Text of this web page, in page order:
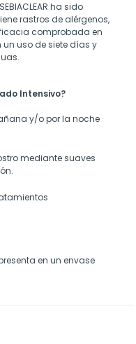
ha sido
rastros de alérgenos,
comprobada en
uso de siete días y
Intensivo?
y/o por la noche
mediante suaves
en un envase